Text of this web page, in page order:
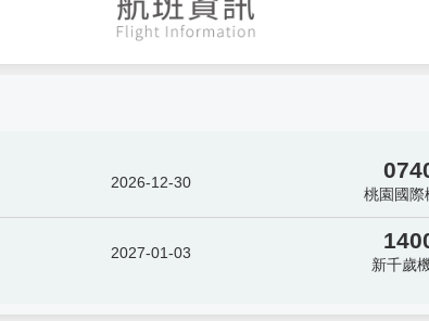
2026-12-30
桃園國際
2027-01-03
新千歲